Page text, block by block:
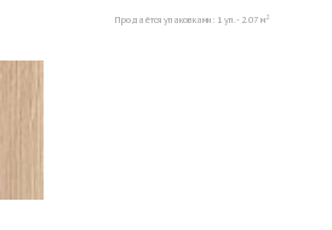
Продаётся упаковками: 1 уп. - 2.07 м2